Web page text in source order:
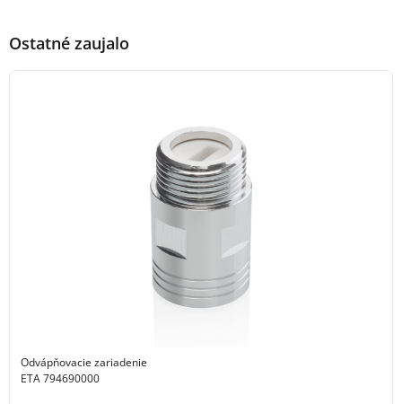
Ostatné zaujalo
Odvápňovacie zariadenie
ETA 794690000